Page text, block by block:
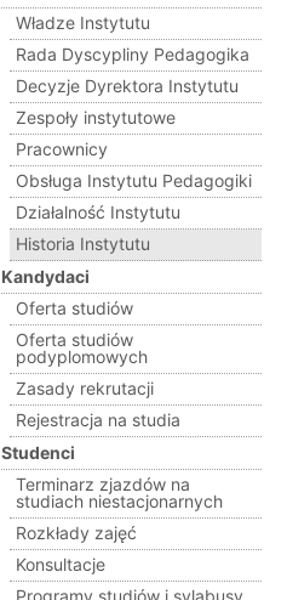
Władze Instytutu
Rada Dyscypliny Pedagogika
Decyzje Dyrektora Instytutu
Zespoły instytutowe
Pracownicy
Obsługa Instytutu Pedagogiki
Działalność Instytutu
Historia Instytutu
Kandydaci
Oferta studiów
Oferta studiów
podyplomowych
Zasady rekrutacji
Rejestracja na studia
Studenci
Terminarz zjazdów na
studiach niestacjonarnych
Rozkłady zajęć
Konsultacje